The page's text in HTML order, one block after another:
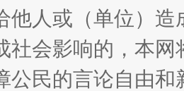
刚被判无期 从幼
他人或（单位）
社会影响的，本
公民的言论自由